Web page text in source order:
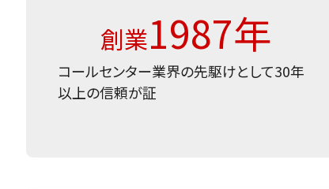
創業1987年
コールセンター業界の先駆けとして30年
以上の信頼が証